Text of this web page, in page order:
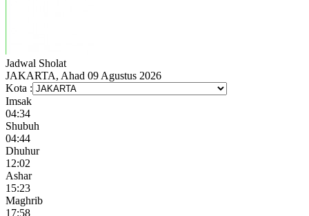
Jadwal Sholat
JAKARTA, Ahad 09 Agustus 2026
Kota :
Imsak
04:34
Shubuh
04:44
Dhuhur
12:02
Ashar
15:23
Maghrib
17:58